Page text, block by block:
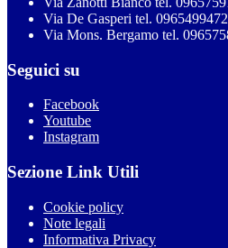
Via De Gasperi tel.
Via Mons. Bergamo tel.
Seguici su
Facebook
Youtube
Instagram
Sezione Link Utili
Cookie policy
Note legali
Informativa Privacy